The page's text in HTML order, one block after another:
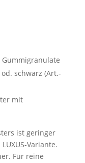
schwarz (Art.-
mit
ist geringer
Variante.
Für reine